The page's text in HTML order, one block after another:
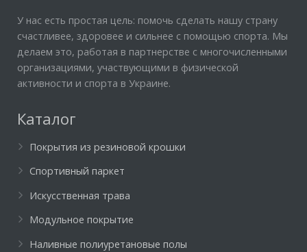
У нас есть простая цель: помочь сделать нашу страну
счастливее, здоровее и сильнее с помощью спорта. Мы
делаем это, работая в партнерстве с многочисленными
организациями, участвующими в физической
активности и спорта в Украине.
Каталог
Покрытия из резиновой крошки
Спортивный паркет
Искусственная трава
Модульное покрытие
Наливные полиуретановые полы